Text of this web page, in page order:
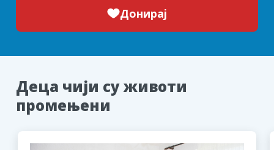
Донирај
Деца чији су животи
промењени